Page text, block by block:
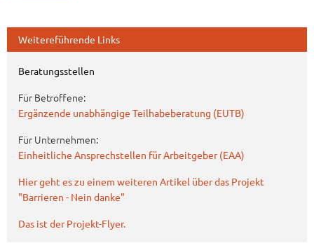
Weitereführende Links
Beratungsstellen
Für Betroffene:
Ergänzende unabhängige Teilhabeberatung (EUTB)
Für Unternehmen:
Einheitliche Ansprechstellen für Arbeitgeber (EAA)
Hier geht es zu einem weiteren Artikel über das Projekt
"Barrieren - Nein danke"
Das ist der Projekt-Flyer.